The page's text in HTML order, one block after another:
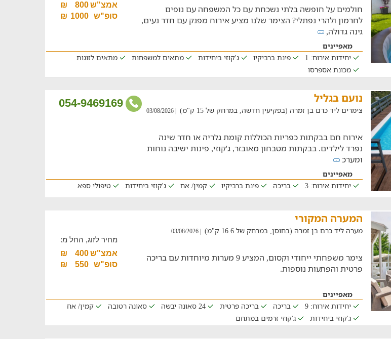
חולמים על חופשה בלתי נשכחת עם כל המשפחה עם נופים
לחרמון ולהרי נפתלי? הצימר שלנו מציע אירוח מפנק עם חדר נעים,
גינה גדולה,
אמצ"ש800
₪
סופ"ש
1000
₪
מאפיינים
יחידות אירוח: 1
פינת ברביקיו ג'קוזי ביחידות מתאים למשפחות
מתאים לזוגות
מכונת אספרסו
054-9469169 נועם בגליל
צימרים ליד כרם בן זמרה (בפקיעין חדשה, במרחק של 15 ק"מ) | 03/08/2026
אירוח חם בבקתות כפריות הכוללות קומת גלריה או חדר שינה
נפרד לילדים. בבקתות מטבחון מאובזר, ג'קוזי, פינות ישיבה נוחות
ומערכ
מאפיינים
יחידות אירוח: 3
בריכה פינת ברביקיו קמין/ אח ג'קוזי ביחידות טיפולי ספא
המערה המקורי
מערה ליד כרם בן זמרה (בחוסן, במרחק של 16.6 ק"מ) | 03/08/2026
צימר משפחתי ייחודי וקסום, המציע 9 מערות מיוחדות עם בריכה
פרטית והפתעות נוספות.
מחיר לזוג, החל מ:
אמצ"ש400
₪
סופ"ש
550
₪
מאפיינים
יחידות אירוח: 9
בריכה בריכה פרטית 24 סאונה יבשה סאונה רטובה
קמין/ אח
ג'קוזי ביחידות
ג'קוזי זרמים במתחם